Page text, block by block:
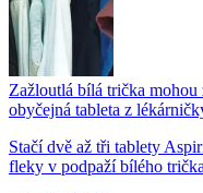
Zažloutlá bílá trička
obyčejná tableta z
Stačí dvě až tři tablety
fleky v podpaží bílého